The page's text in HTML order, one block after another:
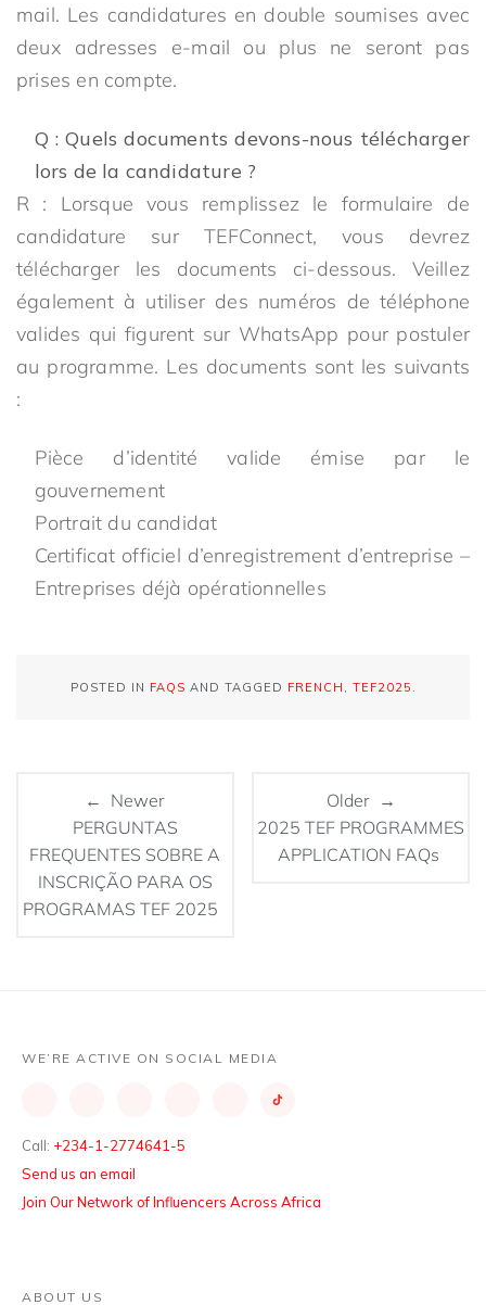
mail. Les candidatures en double soumises avec
deux adresses e-mail ou plus ne seront pas
prises en compte.
Q : Quels documents devons-nous télécharger
lors de la candidature ?
R : Lorsque vous remplissez le formulaire de
candidature sur TEFConnect, vous devrez
télécharger les documents ci-dessous. Veillez
également à utiliser des numéros de téléphone
valides qui figurent sur WhatsApp pour postuler
au programme. Les documents sont les suivants
:
Pièce d’identité valide émise par le
gouvernement
Portrait du candidat
Certificat officiel d’enregistrement d’entreprise –
Entreprises déjà opérationnelles
POSTED IN FAQS AND TAGGED FRENCH , TEF2025 .
← Newer
PERGUNTAS
FREQUENTES SOBRE A
INSCRIÇÃO PARA OS
PROGRAMAS TEF 2025
Older →
2025 TEF PROGRAMMES
APPLICATION FAQs
WE’RE ACTIVE ON SOCIAL MEDIA
Call: +234-1-2774641-5
Send us an email
Join Our Network of Influencers Across Africa
ABOUT US